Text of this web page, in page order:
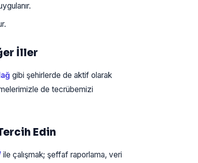
İller
gibi şehirlerde de aktif olarak
de tecrübemizi
Edin
ile çalışmak; şeffaf raporlama, veri